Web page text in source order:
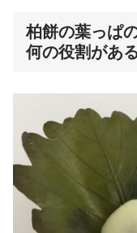
柏餅の葉っぱ
何の役割があ